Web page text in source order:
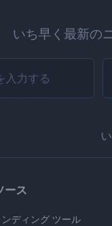
いち早く最新の
ース
ディング ツール